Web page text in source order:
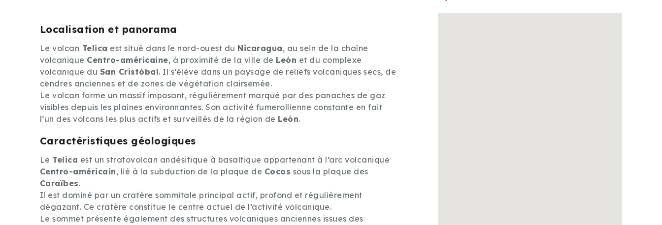
Localisation et panorama
Le volcan Telica est situé dans le nord-ouest du Nicaragua, au sein de la chaîne
volcanique Centro-américaine, à proximité de la ville de León et du complexe
volcanique du San Cristóbal. Il s’élève dans un paysage de reliefs volcaniques secs, de
cendres anciennes et de zones de végétation clairsemée.
Le volcan forme un massif imposant, régulièrement marqué par des panaches de gaz
visibles depuis les plaines environnantes. Son activité fumerollienne constante en fait
l’un des volcans les plus actifs et surveillés de la région de León.
Caractéristiques géologiques
Le Telica est un stratovolcan andésitique à basaltique appartenant à l’arc volcanique
Centro-américain, lié à la subduction de la plaque de Cocos sous la plaque des
Caraïbes.
Il est dominé par un cratère sommitale principal actif, profond et régulièrement
dégazant. Ce cratère constitue le centre actuel de l’activité volcanique.
Le sommet présente également des structures volcaniques anciennes issues des